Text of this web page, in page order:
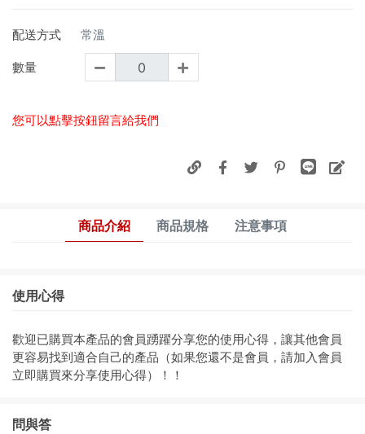
配送方式 常溫
數量
您可以點擊按鈕留言給我們
商品介紹 商品規格 注意事項
使用心得
歡迎已購買本產品的會員踴躍分享您的使用心得，讓其他會員
更容易找到適合自己的產品（如果您還不是會員，請加入會員
立即購買來分享使用心得）！！
問與答